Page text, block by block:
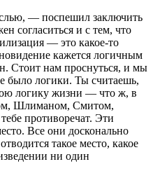
— поспешил заключить
согласиться и с тем, что
— это какое‑то
кажется логичным
Стоит нам проснуться, и мы
было логики. Ты считаешь,
логику жизни — что ж, в
Шлиманом, Смитом,
противоречат. Эти
Все они досконально
такое место, какое
ни один